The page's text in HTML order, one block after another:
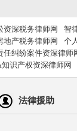
资深税务律师网
智
地产税务律师网
个
任纠纷案件资深律师
识产权资深律师网
法律援助